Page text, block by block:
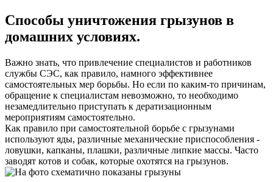
Способы уничтожения грызунов в
домашних условиях.
Важно знать, что привлечение специалистов и работников
службы СЭС, как правило, намного эффективнее
самостоятельных мер борьбы. Но если по каким-то причинам,
обращение к специалистам невозможно, то необходимо
незамедлительно приступать к дератизационным
мероприятиям самостоятельно.
Как правило при самостоятельной борьбе с грызунами
используют яды, различные механические приспособления -
ловушки, капканы, плашки, различные липкие массы. Часто
заводят котов и собак, которые охотятся на грызунов.